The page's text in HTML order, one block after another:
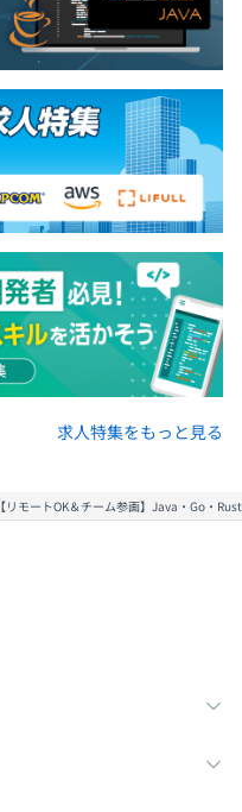
求人特集をもっと見る
【リモートOK＆チーム参画】Java・Go・